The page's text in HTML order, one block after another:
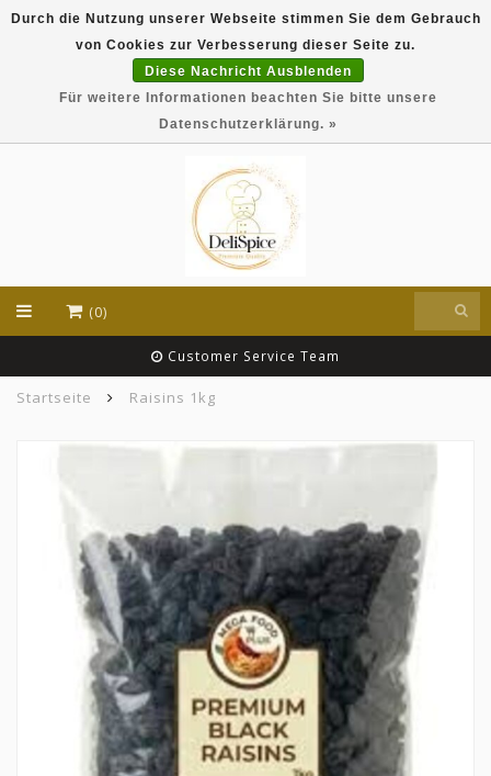
DeliSpice is your online Indian grocery shop with
exclusive brands like Daawat, Suhana, DeliSpice
and many more !!!
(0)
Customer Service Team
Startseite Raisins 1kg
Durch die Nutzung unserer Webseite stimmen Sie dem Gebrauch
von Cookies zur Verbesserung dieser Seite zu.
Diese Nachricht Ausblenden
Für weitere Informationen beachten Sie bitte unsere
Datenschutzerklärung. »